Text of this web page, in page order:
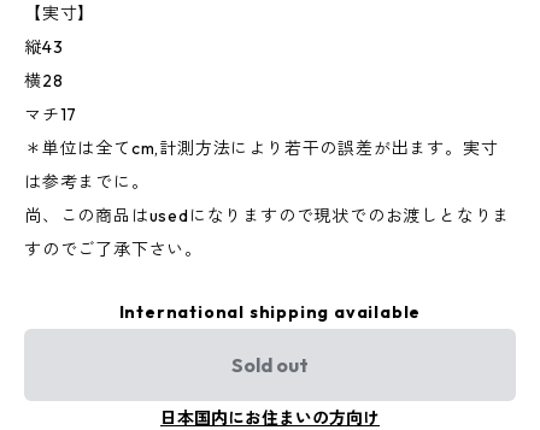
【実寸】
縦43
横28
マチ17
＊単位は全てcm,計測方法により若干の誤差が出ます。実寸
は参考までに。
尚、この商品はusedになりますので現状でのお渡しとなりま
すのでご了承下さい。
International shipping available
Sold out
日本国内にお住まいの方向け